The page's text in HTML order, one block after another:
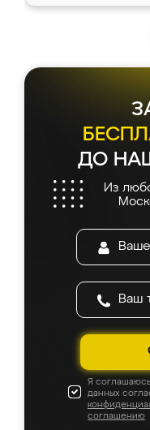
ДО
Из
Я
данных
соглашению